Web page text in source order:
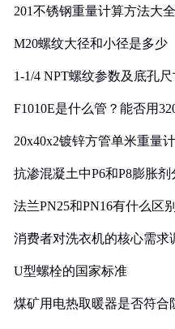
201不锈钢重量计算方法大全
M20螺纹大径和小径是多少
1-1/4 NPT螺纹参数及底孔
F1010E是什么管？能否用
20x40x2镀锌方管单米重量
抗渗混凝土中P6和P8膨胀
法兰PN25和PN16有什么区别
消费者对洗衣机的核心需求
U型螺栓的国家标准
煤矿用电热取暖器是否符合